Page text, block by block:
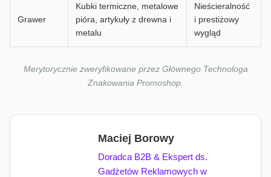
Grawer
Kubki termiczne, metalowe
pióra, artykuły z drewna i
metalu
Nieścieralność
i prestiżowy
wygląd
Merytorycznie zweryfikowane przez Głównego Technologa
Znakowania Promoshop.
Maciej Borowy
Doradca B2B & Ekspert ds.
Gadżetów Reklamowych w